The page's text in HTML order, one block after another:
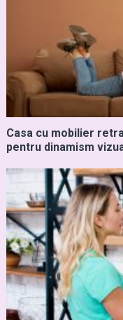
Casa cu mobilier
pentru dinamism